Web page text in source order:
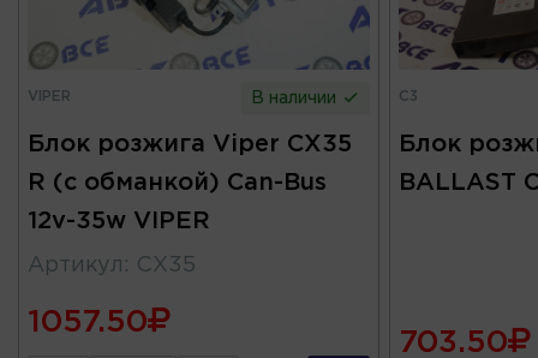
VIPER В наличии
Блок розжига Viper CX35
R (с обманкой) Can-Bus
12v-35w VIPER
Артикул : CX35
1057.50
C3
Блок
BALLAST
703.50